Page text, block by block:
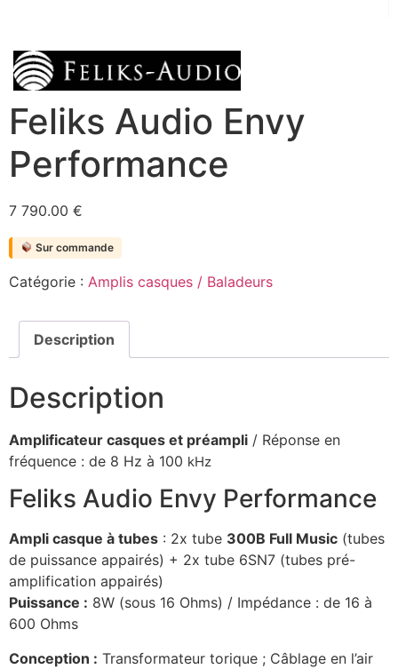
Feliks Audio Envy
Performance
7 790.00 €
Sur commande
Catégorie : Amplis casques / Baladeurs
Description
Description
Amplificateur casques et préampli / Réponse en
fréquence : de 8 Hz à 100 kHz
Feliks Audio Envy Performance
Ampli casque à tubes : 2x tube 300B Full Music (tubes
de puissance appairés) + 2x tube 6SN7 (tubes pré-
amplification appairés)
Puissance : 8W (sous 16 Ohms) / Impédance : de 16 à
600 Ohms
Conception : Transformateur torique ; Câblage en l’air